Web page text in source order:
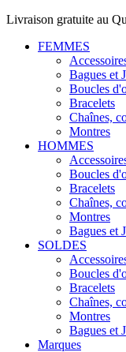
Livraison gratuite au
FEMMES
Bagues et
Boucles
Bracelets
Chaînes,
Montres
HOMMES
Boucles
Bracelets
Chaînes,
Montres
Bagues et
SOLDES
Boucles
Bracelets
Chaînes,
Montres
Bagues et
Marques